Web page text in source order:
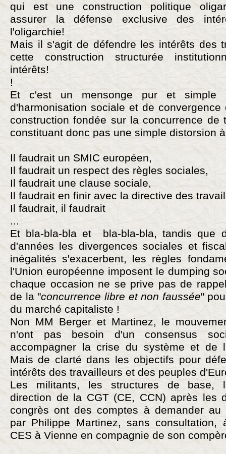
qui est une construction politique
assurer la défense exclusive des
l'oligarchie!
Mais il s'agit de défendre les intérêts des
cette construction structurée
intérêts!
!
Et c'est un mensonge pur et
d'harmonisation sociale et de
construction fondée sur la concurrence de
constituant donc pas une simple distorsion
Il faudrait un SMIC européen,
Il faudrait un respect des règles sociales,
Il faudrait une clause sociale,
Il faudrait en finir avec la directive des
Il faudrait, il faudrait
...
Et bla-bla-bla et bla-bla-bla, tandis que
d'années les divergences sociales et
inégalités s'exacerbent, les règles
l'Union européenne imposent le dumping
chaque occasion ne se prive pas de
de la "concurrence libre et non faussée"
du marché capitaliste !
Non MM Berger et Martinez, le
n'ont pas besoin d'un consensus
accompagner la crise du système et de
Mais de clarté dans les objectifs pour
intérêts des travailleurs et des peuples
Les militants, les structures de base,
direction de la CGT (CE, CCN) après les
congrès ont des comptes à demander au
par Philippe Martinez, sans
CES à Vienne en compagnie de son